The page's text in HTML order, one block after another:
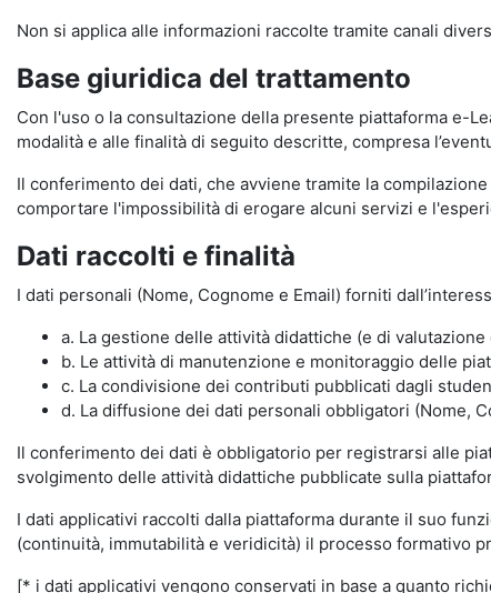
Non si applica alle informazioni raccolte tramite canali
Base giuridica del trattamento
Con l'uso o la consultazione della presente piattaforma e-
modalità e alle finalità di seguito descritte, compresa
Il conferimento dei dati, che avviene tramite la
comportare l'impossibilità di erogare alcuni servizi e
Dati raccolti e finalità
I dati personali (Nome, Cognome e Email) forniti
a. La gestione delle attività didattiche (e di
b. Le attività di manutenzione e monitoraggio delle
c. La condivisione dei contributi pubblicati dagli
d. La diffusione dei dati personali obbligatori (Nome,
Il conferimento dei dati è obbligatorio per registrarsi alle
svolgimento delle attività didattiche pubblicate sulla
I dati applicativi raccolti dalla piattaforma durante il suo
(continuità, immutabilità e veridicità) il processo formativo
[* i dati applicativi vengono conservati in base a quanto